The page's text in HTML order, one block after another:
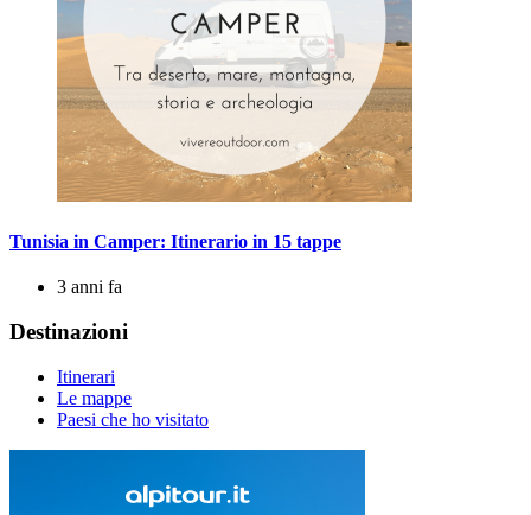
Tunisia in Camper: Itinerario in 15 tappe
3 anni fa
Destinazioni
Itinerari
Le mappe
Paesi che ho visitato